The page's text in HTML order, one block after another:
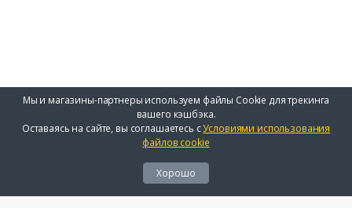
Мы и магазины-партнеры используем файлы Cookie для трекинга
вашего кэшбэка.
Оставаясь на сайте, вы соглашаетесь сУсловиями использования
файлов cookie
Хорошо